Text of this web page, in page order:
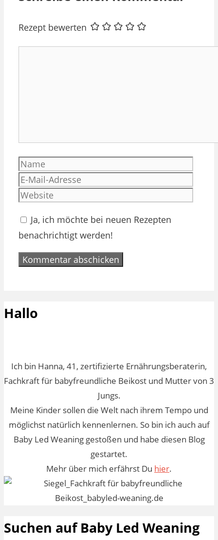
Rezept bewerten
Name
Ja, ich möchte bei neuen Rezepten
benachrichtigt werden!
Hallo
Ich bin Hanna, 41, zertifizierte Ernährungsberaterin,
Fachkraft für babyfreundliche Beikost und Mutter von 3
Jungs.
Meine Kinder sollen die Welt nach ihrem Tempo und
möglichst natürlich kennenlernen. So bin ich auch auf
Baby Led Weaning gestoßen und habe diesen Blog
gestartet.
Mehr über mich erfährst Du hier.
Suchen auf Baby Led Weaning